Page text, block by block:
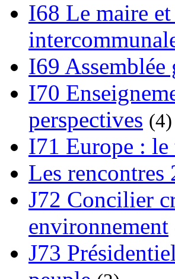
I68 Le maire
I69
I70
perspectives (4)
I71 Europe : le
Les rencontres
J72 Concilier
environnement
J73